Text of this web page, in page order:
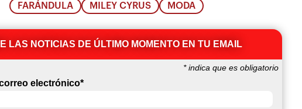
FARÁNDULA MILEY CYRUS MODA
LAS NOTICIAS DE ÚLTIMO MOMENTO EN TU EMAIL
*indica que es obligatorio
electrónico*